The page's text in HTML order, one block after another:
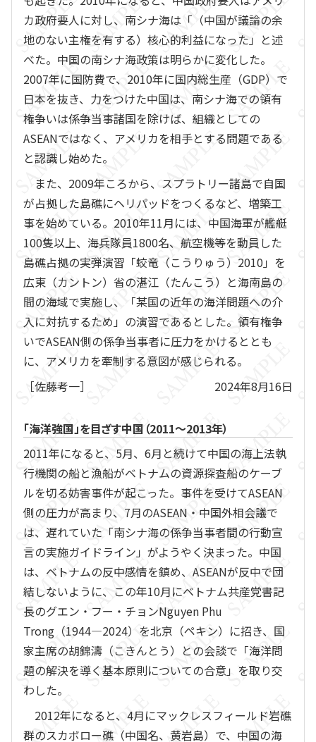
カ政府要人に対し、南シナ海は「（中国が議論の余
地のない主権を有する）核心的利益になった」と述
べた。中国の南シナ海政策は明らかに変化した。
2007年に国防費で、2010年に国内総生産（GDP）で
日本を抜き、力をつけた中国は、南シナ海での領有
権争いは係争当事諸国を除けば、組織としての
ASEANではなく、アメリカを相手とする問題である
と認識し始めた。
また、2009年ころから、スプラトリー諸島で自国
が占拠した島礁にヘリパッドをつくるなど、増築工
事を始めている。2010年11月には、中国海軍が艦艇
100隻以上、海兵隊員1800名、航空機等を動員した
島礁占拠の実弾演習「蛟竜（こうりゅう）2010」を
広東（カントン）省の湛江（たんこう）と海南島の
間の海域で実施し、「某国の近年の海洋問題への介
入に対抗するため」の演習であるとした。領有権争
いでASEAN側の係争当事者に圧力をかけるととも
に、アメリカを牽制する意図が感じられる。
［佐藤考一］
2024年8月16日
「海洋強国」を目ざす中国（2011～2013年）
2011年になると、5月、6月と続けて中国の海上法執
行機関の船と漁船がベトナムの資源探査船のケーブ
ルを切る妨害事件が起こった。事件を受けてASEAN
側の圧力が高まり、7月のASEAN・中国外相会議で
は、遅れていた「南シナ海の係争当事者間の行動宣
言の実施ガイドライン」がようやく決まった。中国
は、ベトナムの反中感情を鎮め、ASEANが反中で団
結しないように、この年10月にベトナム共産党書記
長のグエン・フー・チョンNguyen Phu
Trong（1944―2024）を北京（ペキン）に招き、国
家主席の胡錦濤（こきんとう）との会談で「海洋問
題の解決を導く基本原則についての合意」を取り交
わした。
2012年になると、4月にマックレスフィールド岩礁
群のスカボロー礁（中国名、黄岩島）で、中国の海